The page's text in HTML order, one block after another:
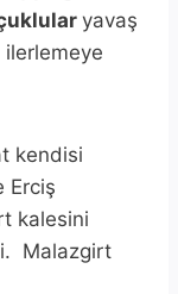
yavaş
ilerlemeye
kendisi
Erciş
kalesini
Malazgirt